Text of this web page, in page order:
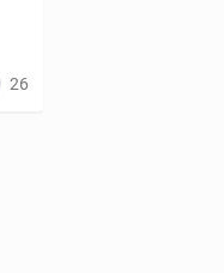
26